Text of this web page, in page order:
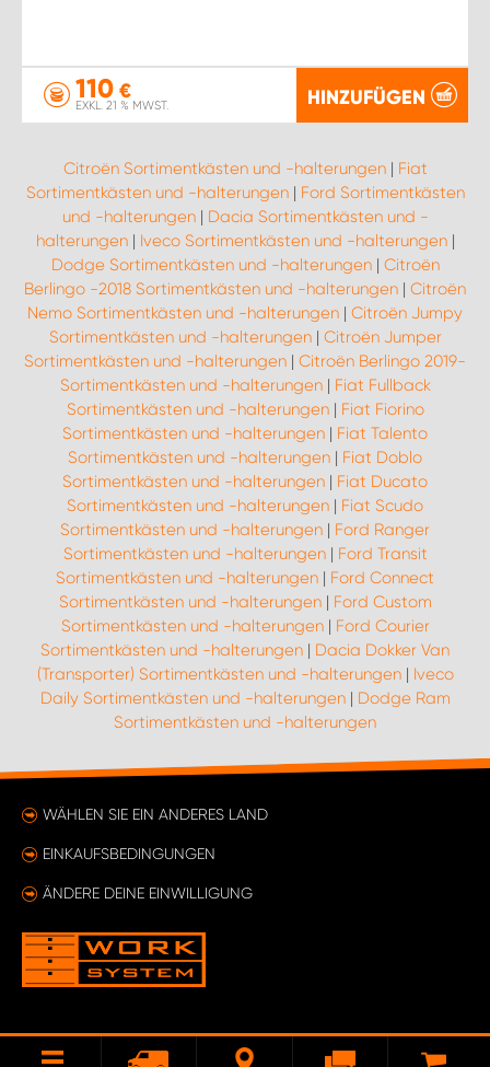
110 €
EXKL. 21 % MWST. HINZUFÜGEN
Citroën Sortimentkästen und -halterungen| Fiat
Sortimentkästen und -halterungen| Ford Sortimentkästen
und -halterungen| Dacia Sortimentkästen und -
halterungen| Iveco Sortimentkästen und -halterungen|
Dodge Sortimentkästen und -halterungen| Citroën
Berlingo -2018 Sortimentkästen und -halterungen | Citroën
Nemo Sortimentkästen und -halterungen | Citroën Jumpy
Sortimentkästen und -halterungen| Citroën Jumper
Sortimentkästen und -halterungen | Citroën Berlingo 2019-
Sortimentkästen und -halterungen| Fiat Fullback
Sortimentkästen und -halterungen| Fiat Fiorino
Sortimentkästen und -halterungen | Fiat Talento
Sortimentkästen und -halterungen | Fiat Doblo
Sortimentkästen und -halterungen | Fiat Ducato
Sortimentkästen und -halterungen | Fiat Scudo
Sortimentkästen und -halterungen | Ford Ranger
Sortimentkästen und -halterungen| Ford Transit
Sortimentkästen und -halterungen | Ford Connect
Sortimentkästen und -halterungen| Ford Custom
Sortimentkästen und -halterungen| Ford Courier
Sortimentkästen und -halterungen | Dacia Dokker Van
(Transporter) Sortimentkästen und -halterungen| Iveco
Daily Sortimentkästen und -halterungen| Dodge Ram
Sortimentkästen und -halterungen
WÄHLEN SIE EIN ANDERES LAND
EINKAUFSBEDINGUNGEN
ÄNDERE DEINE EINWILLIGUNG